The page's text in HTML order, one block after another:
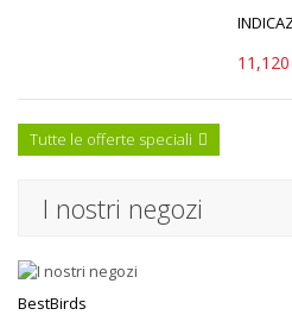
Tutte le offerte speciali
I nostri negozi
BestBirds